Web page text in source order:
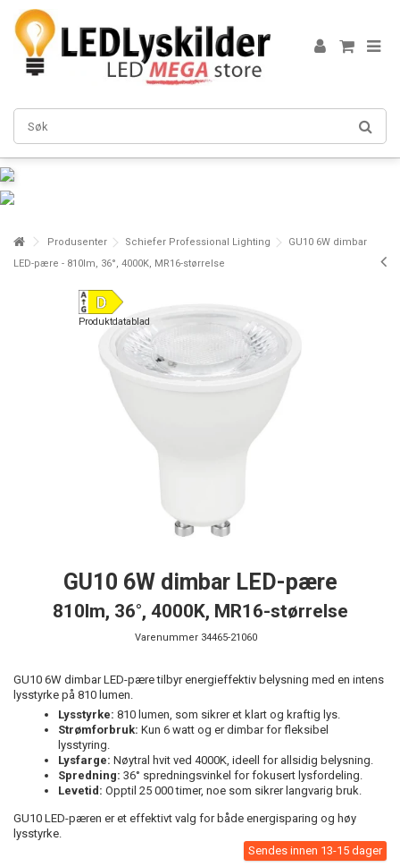
Produsenter Schiefer Professional Lighting
GU10 6W dimbar
LED-pære - 810lm, 36°, 4000K, MR16-størrelse
Produktdatablad
GU10 6W dimbar LED-pære
810lm, 36°, 4000K, MR16-størrelse
Varenummer 34465-21060
GU10 6W dimbar LED-pære tilbyr energieffektiv belysning med en intens
lysstyrke på 810 lumen.
Lysstyrke: 810 lumen, som sikrer et klart og kraftig lys.
Strømforbruk: Kun 6 watt og er dimbar for fleksibel
lysstyring.
Lysfarge: Nøytral hvit ved 4000K, ideell for allsidig belysning.
Spredning: 36° spredningsvinkel for fokusert lysfordeling.
Levetid: Opptil 25 000 timer, noe som sikrer langvarig bruk.
GU10 LED-pæren er et effektivt valg for både energisparing og høy
lysstyrke.
Sendes innen 13-15 dager